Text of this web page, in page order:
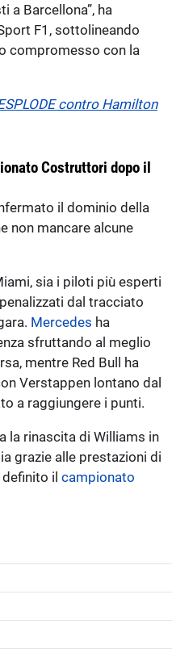
a Barcellona”, ha
F1, sottolineando
compromesso con la
contro Hamilton
Costruttori dopo il
il dominio della
non mancare alcune
sia i piloti più esperti
dal tracciato
Mercedes ha
sfruttando al meglio
mentre Red Bull ha
Verstappen lontano dal
a raggiungere i punti.
la rinascita di Williams in
grazie alle prestazioni di
definito il campionato